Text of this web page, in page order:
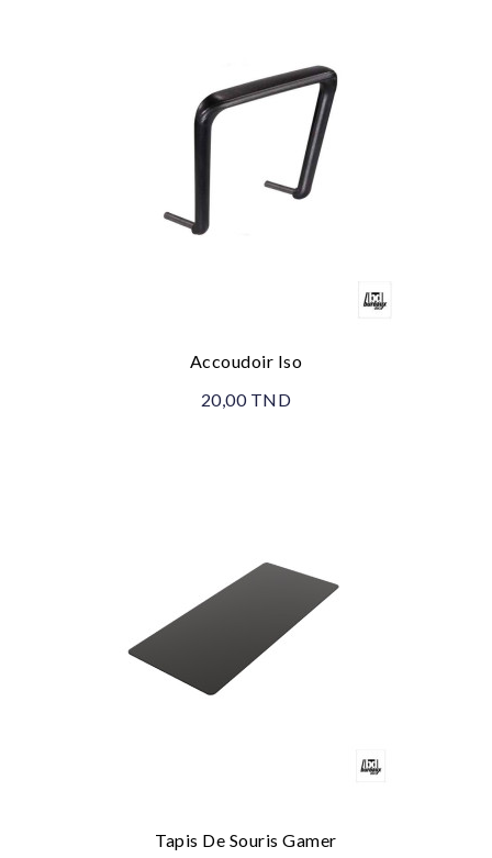
Accoudoir Iso
20,00 TND
Tapis De Souris Gamer